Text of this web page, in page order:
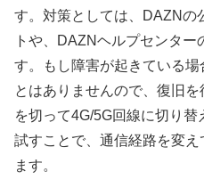
す。対策としては、DAZNの
トや、DAZNヘルプセンタ
す。もし障害が起きている
とはありませんので、復旧
を切って4G/5G回線に切り
試すことで、通信経路を変
ます。